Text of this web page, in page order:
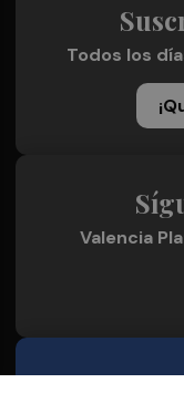
Todos los
Valencia